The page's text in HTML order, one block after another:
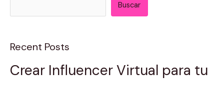
Buscar
Recent Posts
Crear Influencer Virtual para tu